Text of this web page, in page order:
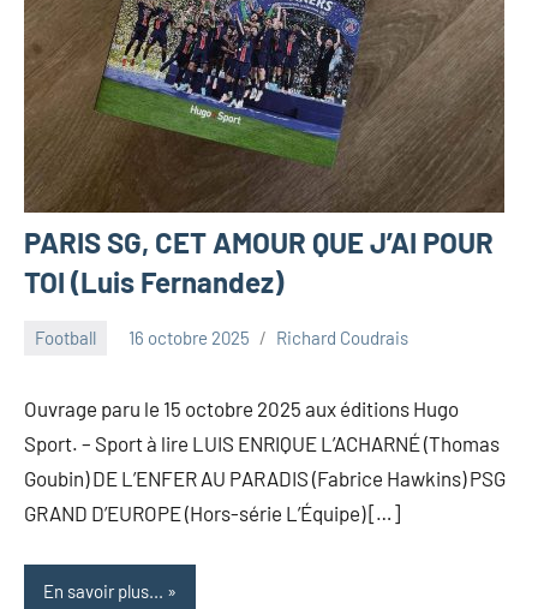
PARIS SG, CET AMOUR QUE J’AI POUR
TOI (Luis Fernandez)
Football 16 octobre 2025 Richard Coudrais
Ouvrage paru le 15 octobre 2025 aux éditions Hugo
Sport. – Sport à lire LUIS ENRIQUE L’ACHARNÉ (Thomas
Goubin) DE L’ENFER AU PARADIS (Fabrice Hawkins) PSG
GRAND D’EUROPE (Hors-série L’Équipe) […]
En savoir plus...